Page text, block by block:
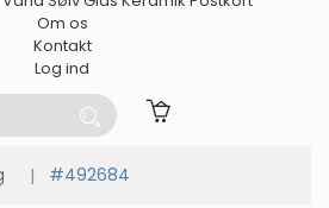
Om os
Kontakt
Log ind
#492684